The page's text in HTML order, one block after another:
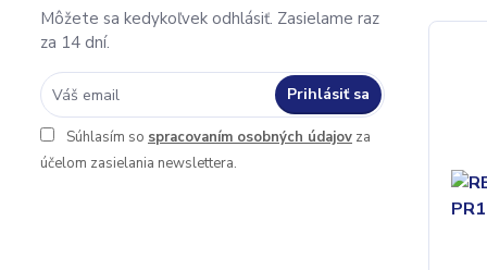
Môžete sa kedykoľvek odhlásiť. Zasielame raz
za 14 dní.
Prihlásiť sa
Súhlasím so spracovaním osobných údajov za
účelom zasielania newslettera.